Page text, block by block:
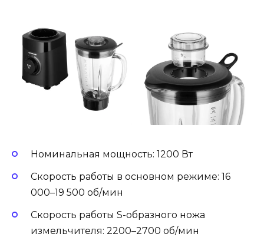
Номинальная мощность: 1200 Вт
Скорость работы в основном режиме: 16
000–19 500 об/мин
Скорость работы S-образного ножа
измельчителя: 2200–2700 об/мин